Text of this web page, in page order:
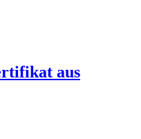
aus